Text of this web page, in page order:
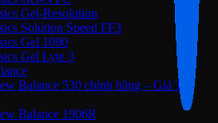
Gel-Resolution
Solution Speed FF3
Gel 1090
Gel Lyte 3
Balance 530 chính hãng – Giá Tốt
Balance 1906R